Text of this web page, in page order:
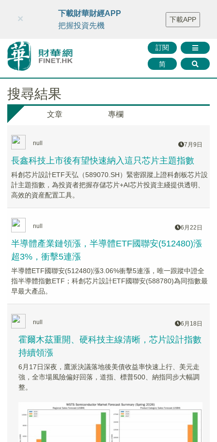
財華智庫網 FINTV FINMETA 財華證券 媒體矩陣
智庫沙龍
聯絡我們
訂閱
简
×
下載財華財經APP
把握投資先機
下載APP
搜尋結果
文章 專欄
null 7月9日
長鑫科技上市後有望快速納入這只芯片主題指數
科創芯片設計ETF天弘（589070.SH）緊密跟蹤上證科創板芯片設
計主題指數，為投資者把握存儲芯片+AI芯片投資主綫提供透明、
高效的資産配置工具。
null 6月22日
半導體產業鏈領漲，半導體ETF國聯安(512480)漲
超3%，衝擊5連漲
半導體ETF國聯安(512480)漲3.06%衝擊5連漲，唯一跟蹤中證全
指半導體指數ETF；科創芯片設計ETF國聯安(588780)為同指數最
早最大產品。
null 6月18日
霍爾木茲重開、硬科技主線清晰，芯片設計指數
持續領漲
6月17日深夜，鷹派決議落地後美債收益率快速上行、美元走
強，全市場風險偏好回落，道指、標普500、納指同步大幅調
整。